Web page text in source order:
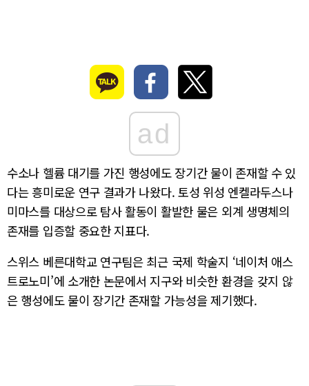
ad
수소나 헬륨 대기를 가진 행성에도 장기간 물이 존재할 수 있
다는 흥미로운 연구 결과가 나왔다. 토성 위성 엔켈라두스나
미마스를 대상으로 탐사 활동이 활발한 물은 외계 생명체의
존재를 입증할 중요한 지표다.
스위스 베른대학교 연구팀은 최근 국제 학술지 ‘네이처 애스
트로노미’에 소개한 논문에서 지구와 비슷한 환경을 갖지 않
은 행성에도 물이 장기간 존재할 가능성을 제기했다.